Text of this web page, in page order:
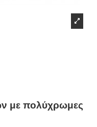
με πολύχρωμες